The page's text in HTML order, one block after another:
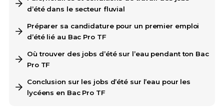
d’été dans le secteur fluvial
Préparer sa candidature pour un premier emploi
d’été lié au Bac Pro TF
Où trouver des jobs d’été sur l’eau pendant ton Bac
Pro TF
Conclusion sur les jobs d’été sur l’eau pour les
lycéens en Bac Pro TF